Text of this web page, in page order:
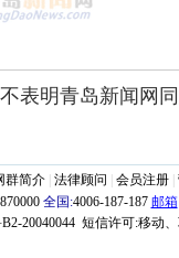
表明青岛新闻网